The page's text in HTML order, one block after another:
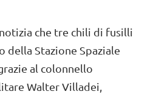
che tre chili di fusilli
della Stazione Spaziale
al colonnello
Walter Villadei,